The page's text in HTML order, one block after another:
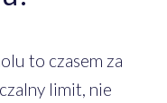
to czasem za
limit, nie